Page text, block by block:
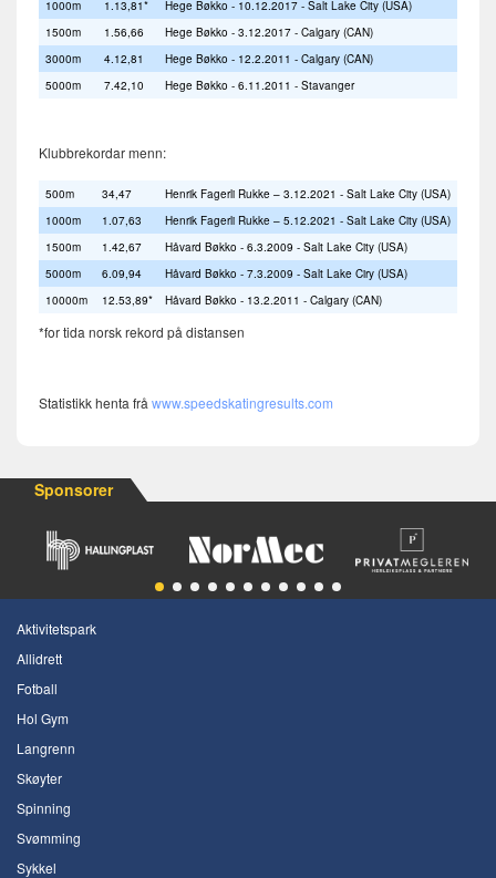
1000m
1.13,81*
Hege Bøkko - 10.12.2017 - Salt Lake City (USA)
1500m
1.56,66
Hege Bøkko - 3.12.2017 - Calgary (CAN)
3000m
4.12,81
Hege Bøkko - 12.2.2011 - Calgary (CAN)
5000m
7.42,10 Hege Bøkko - 6.11.2011 - Stavanger
Klubbrekordar menn:
500m 34,47
Henrik Fagerli Rukke – 3.12.2021 - Salt Lake City (USA)
1000m
1.07,63
Henrik Fagerli Rukke – 5.12.2021 - Salt Lake City (USA)
1500m
1.42,67
Håvard Bøkko - 6.3.2009 - Salt Lake City (USA)
5000m
6.09,94
Håvard Bøkko - 7.3.2009 - Salt Lake Ciry (USA)
10000m
12.53,89* Håvard Bøkko - 13.2.2011 - Calgary (CAN)
*for tida norsk rekord på distansen
Statistikk henta frå www.speedskatingresults.com
Sponsorer
Aktivitetspark
Allidrett
Fotball
Hol Gym
Langrenn
Skøyter
Spinning
Svømming
Sykkel